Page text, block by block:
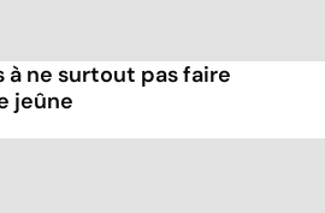
à ne surtout pas faire
jeûne